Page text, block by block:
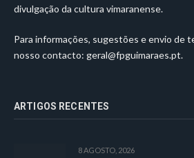
divulgação da cultura vimaranense.
Para informações, sugestões e envio de
nosso contacto: geral@fpguimaraes.pt.
ARTIGOS RECENTES
8 AGOSTO, 2026